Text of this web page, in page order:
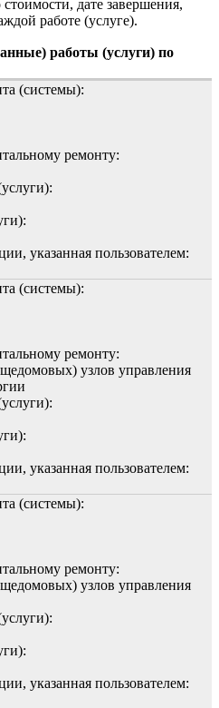
дате завершения,
работе (услуге).
работы (услуги) по
(системы):
ремонту:
указанная пользователем:
(системы):
ремонту:
узлов управления
указанная пользователем:
(системы):
ремонту:
узлов управления
указанная пользователем: